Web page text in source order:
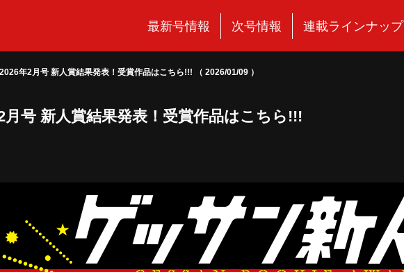
最新号情報 次号情報 連載ラインナップ
2月号 新人賞結果発表！受賞作品はこちら!!! （ 2026/01/09 ）
月号 新人賞結果発表！受賞作品はこちら!!!